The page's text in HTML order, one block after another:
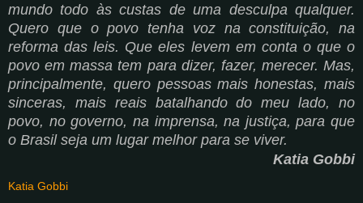
mundo todo às custas de uma desculpa qualquer.
Quero que o povo tenha voz na constituição, na
reforma das leis. Que eles levem em conta o que o
povo em massa tem para dizer, fazer, merecer. Mas,
principalmente, quero pessoas mais honestas, mais
sinceras, mais reais batalhando do meu lado, no
povo, no governo, na imprensa, na justiça, para que
o Brasil seja um lugar melhor para se viver.
Katia Gobbi
Katia Gobbi